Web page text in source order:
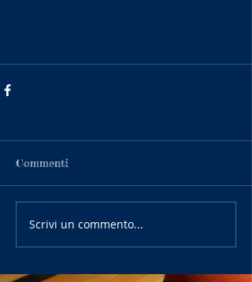
Commenti
Scrivi un commento...